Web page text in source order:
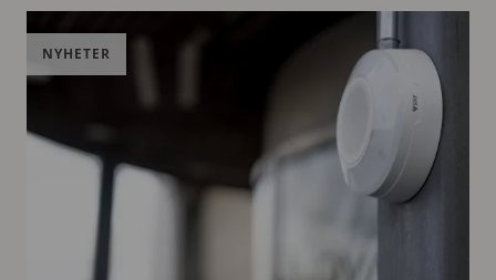
NYHETER